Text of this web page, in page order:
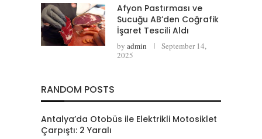
Afyon Pastırması ve
Sucuğu AB’den Coğrafik
İşaret Tescili Aldı
by admin
September 14,
2025
RANDOM POSTS
Antalya’da Otobüs ile Elektrikli Motosiklet
Çarpıştı: 2 Yaralı